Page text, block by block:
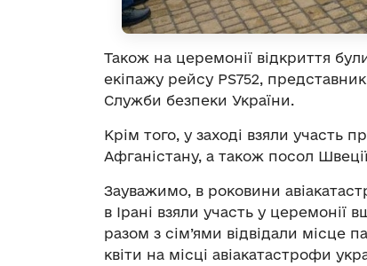
Також на церемонії відкриття
екіпажу рейсу PS752,
Служби безпеки України.
Крім того, у заході взяли участь
Афганістану, а також посол
Зауважимо, в роковини
в Ірані взяли участь у церемонії
разом з сім’ями відвідали місце
квіти на місці авіакатастрофи